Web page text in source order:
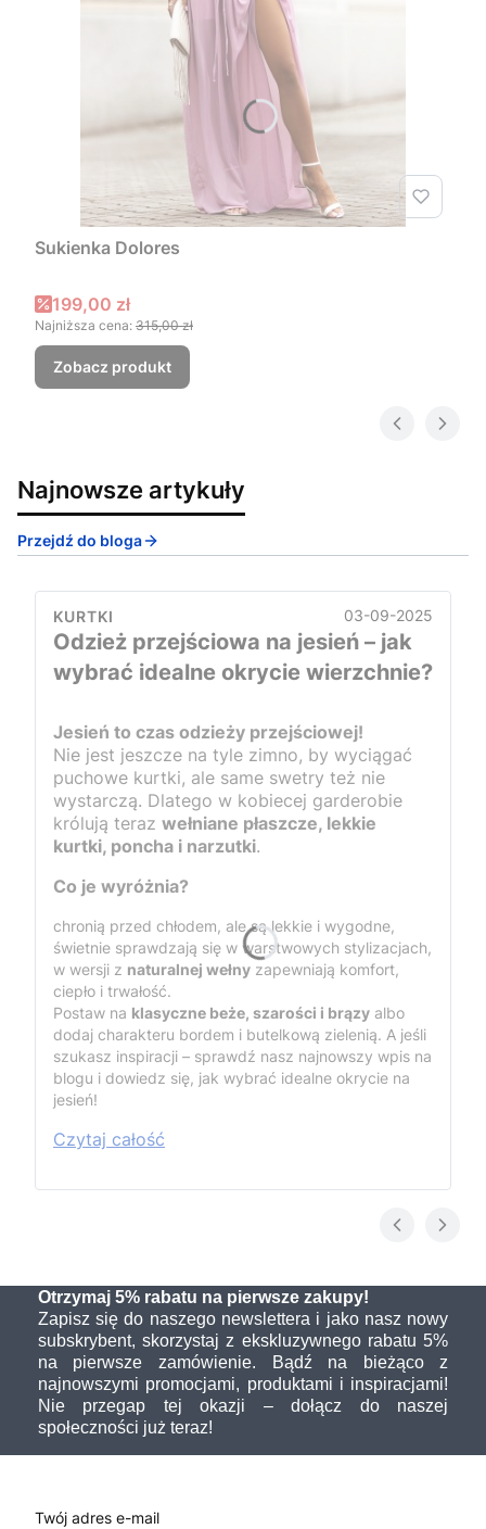
Sukienka Dolores
Cena promocyjna
199,00 zł
Najniższa cena: 315,00 zł
Zobacz produkt
Najnowsze artykuły
Przejdź do bloga
KURTKI 03-09-2025
Odzież przejściowa na jesień – jak
wybrać idealne okrycie wierzchnie?
Jesień to czas odzieży przejściowej!
Nie jest jeszcze na tyle zimno, by wyciągać
puchowe kurtki, ale same swetry też nie
wystarczą. Dlatego w kobiecej garderobie
królują teraz wełniane płaszcze, lekkie
kurtki, poncha i narzutki.
Co je wyróżnia?
chronią przed chłodem, ale są lekkie i wygodne,
świetnie sprawdzają się w warstwowych stylizacjach,
w wersji z naturalnej wełny zapewniają komfort,
ciepło i trwałość.
Postaw na klasyczne beże, szarości i brązy albo
dodaj charakteru bordem i butelkową zielenią. A jeśli
szukasz inspiracji – sprawdź nasz najnowszy wpis na
blogu i dowiedz się, jak wybrać idealne okrycie na
jesień!
Czytaj całość
Otrzymaj 5% rabatu na pierwsze zakupy!
Zapisz się do naszego newslettera i jako nasz nowy
subskrybent, skorzystaj z ekskluzywnego rabatu 5%
na pierwsze zamówienie. Bądź na bieżąco z
najnowszymi promocjami, produktami i inspiracjami!
Nie przegap tej okazji – dołącz do naszej
społeczności już teraz!
Twój adres e-mail